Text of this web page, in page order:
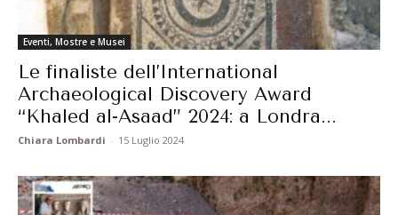
Eventi, Mostre e Musei
Le finaliste dell’International
Archaeological Discovery Award
“Khaled al-Asaad” 2024: a Londra...
Chiara Lombardi - 15 Luglio 2024